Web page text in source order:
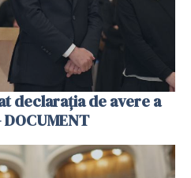
declarația de avere a